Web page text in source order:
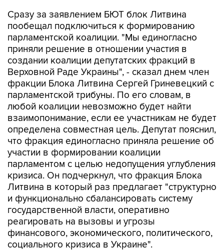
Сразу за заявлением БЮТ блок Литвина
пообещал подключиться к формированию
парламентской коалиции. "Мы единогласно
приняли решение в отношении участия в
создании коалиции депутатских фракций в
Верховной Раде Украины", - сказал днем член
фракции Блока Литвина Сергей Гриневецкий с
парламентской трибуны. По его словам, в
любой коалиции невозможно будет найти
взаимопонимание, если ее участникам не будет
определена совместная цель. Депутат пояснил,
что фракция единогласно приняла решение об
участии в формировании коалиции
парламентом с целью недопущения углубления
кризиса. Он подчеркнул, что фракция Блока
Литвина в который раз предлагает "структурно
и функционально сбалансировать систему
государственной власти, оперативно
реагировать на вызовы и угрозы
финансового, экономического, политического,
социального кризиса в Украине".